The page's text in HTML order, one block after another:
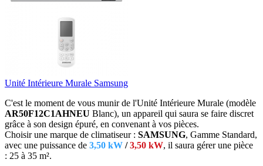
Unité Intérieure Murale Samsung
C'est le moment de vous munir de l'Unité Intérieure Murale (modèle
AR50F12C1AHNEU Blanc), un appareil qui saura se faire discret
grâce à son design épuré, en convenant à vos pièces.
Choisir une marque de climatiseur : SAMSUNG, Gamme Standard,
avec une puissance de 3,50 kW /3,50 kW, il saura gérerune pièce
: 25 à 35 m².